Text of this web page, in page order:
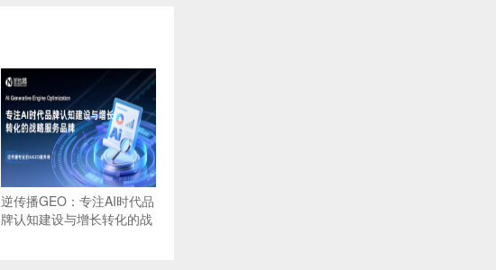
逆传播GEO：专注AI时代品
牌认知建设与增长转化的战